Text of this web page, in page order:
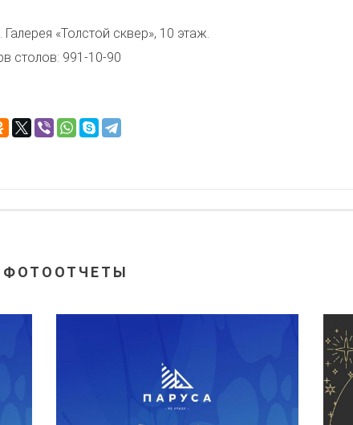
«Толстой сквер», 10 этаж.
столов: 991-10-90